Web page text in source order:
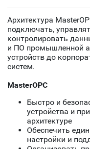
Архитектура
подключать,
контролировать
и ПО промышленной
устройств до
систем.
MasterOPC
Быстро и
устройства и
архитектуре
Обеспечить
настройки и